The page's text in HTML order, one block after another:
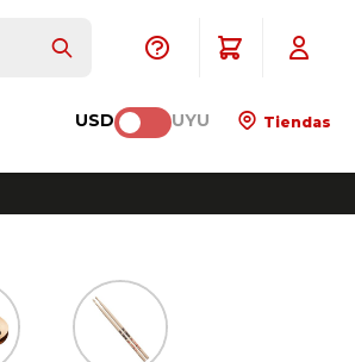
USD UYU Tiendas